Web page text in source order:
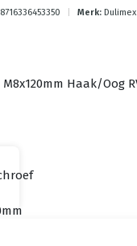
8716336453350 Merk: Dulimex